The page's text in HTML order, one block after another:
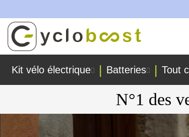
Allez
au
contenu
Kit vélo électrique Batteries Tout
N°1 des